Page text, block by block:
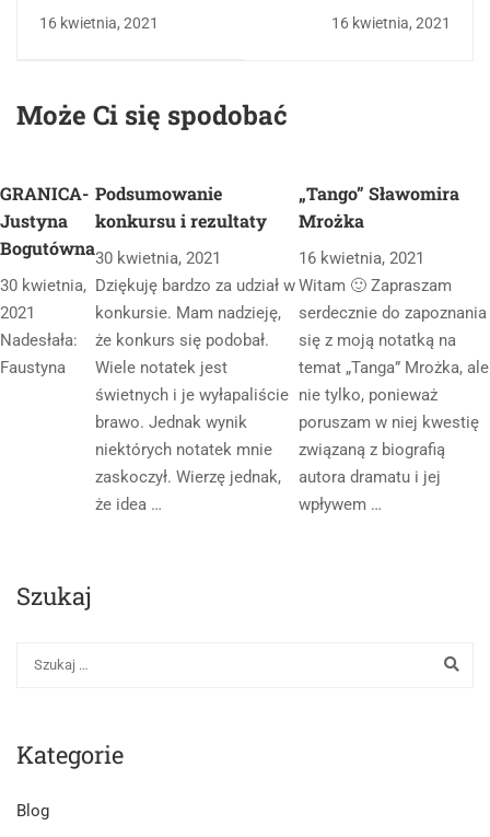
Adam Mickiewicz
16 kwietnia, 2021
matury z języka
16 kwietnia, 2021
Może Ci się spodobać
GRANICA-
Justyna
Bogutówna
30 kwietnia,
2021
Nadesłała:
Faustyna
Podsumowanie
konkursu i rezultaty
30 kwietnia, 2021
Dziękuję bardzo za udział w
konkursie. Mam nadzieję,
że konkurs się podobał.
Wiele notatek jest
świetnych i je wyłapaliście
brawo. Jednak wynik
niektórych notatek mnie
zaskoczył. Wierzę jednak,
że idea …
„Tango” Sławomira
Mrożka
16 kwietnia, 2021
Witam 🙂 Zapraszam
serdecznie do zapoznania
się z moją notatką na
temat „Tanga” Mrożka, ale
nie tylko, ponieważ
poruszam w niej kwestię
związaną z biografią
autora dramatu i jej
wpływem …
Szukaj
Kategorie
Blog